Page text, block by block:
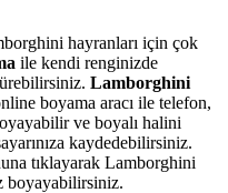
hayranları için çok
ile kendi renginizde
Lamborghini
boyama aracı ile telefon,
ve boyalı halini
kaydedebilirsiniz.
tıklayarak Lamborghini
boyayabilirsiniz.